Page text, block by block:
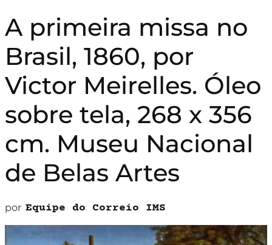
A primeira missa no
Brasil, 1860, por
Victor Meirelles. Óleo
sobre tela, 268 x 356
cm. Museu Nacional
de Belas Artes
por Equipe do Correio IMS